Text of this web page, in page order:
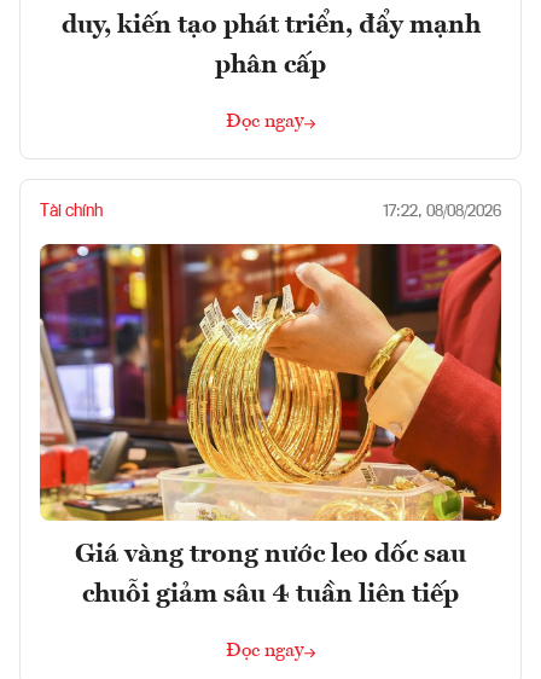
duy, kiến tạo phát triển, đẩy mạnh
phân cấp
Đọc ngay
Tài chính 17:22, 08/08/2026
Giá vàng trong nước leo dốc sau
chuỗi giảm sâu 4 tuần liên tiếp
Đọc ngay